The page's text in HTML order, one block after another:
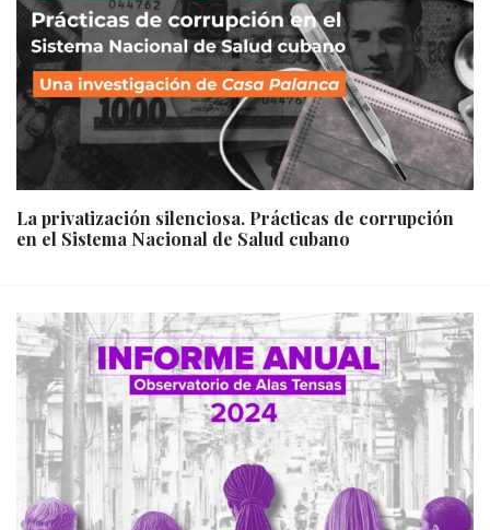
La privatización silenciosa. Prácticas de corrupción
en el Sistema Nacional de Salud cubano